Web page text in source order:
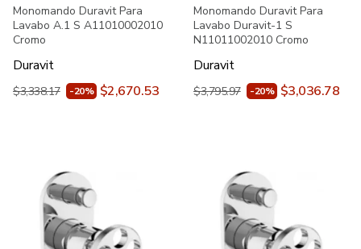
Monomando Duravit Para
Lavabo A.1 S A11010002010
Cromo
Duravit
$3,338.17 -20% $2,670.53
Monomando Duravit Para
Lavabo Duravit-1 S
N11011002010 Cromo
Duravit
$3,795.97 -20% $3,036.78